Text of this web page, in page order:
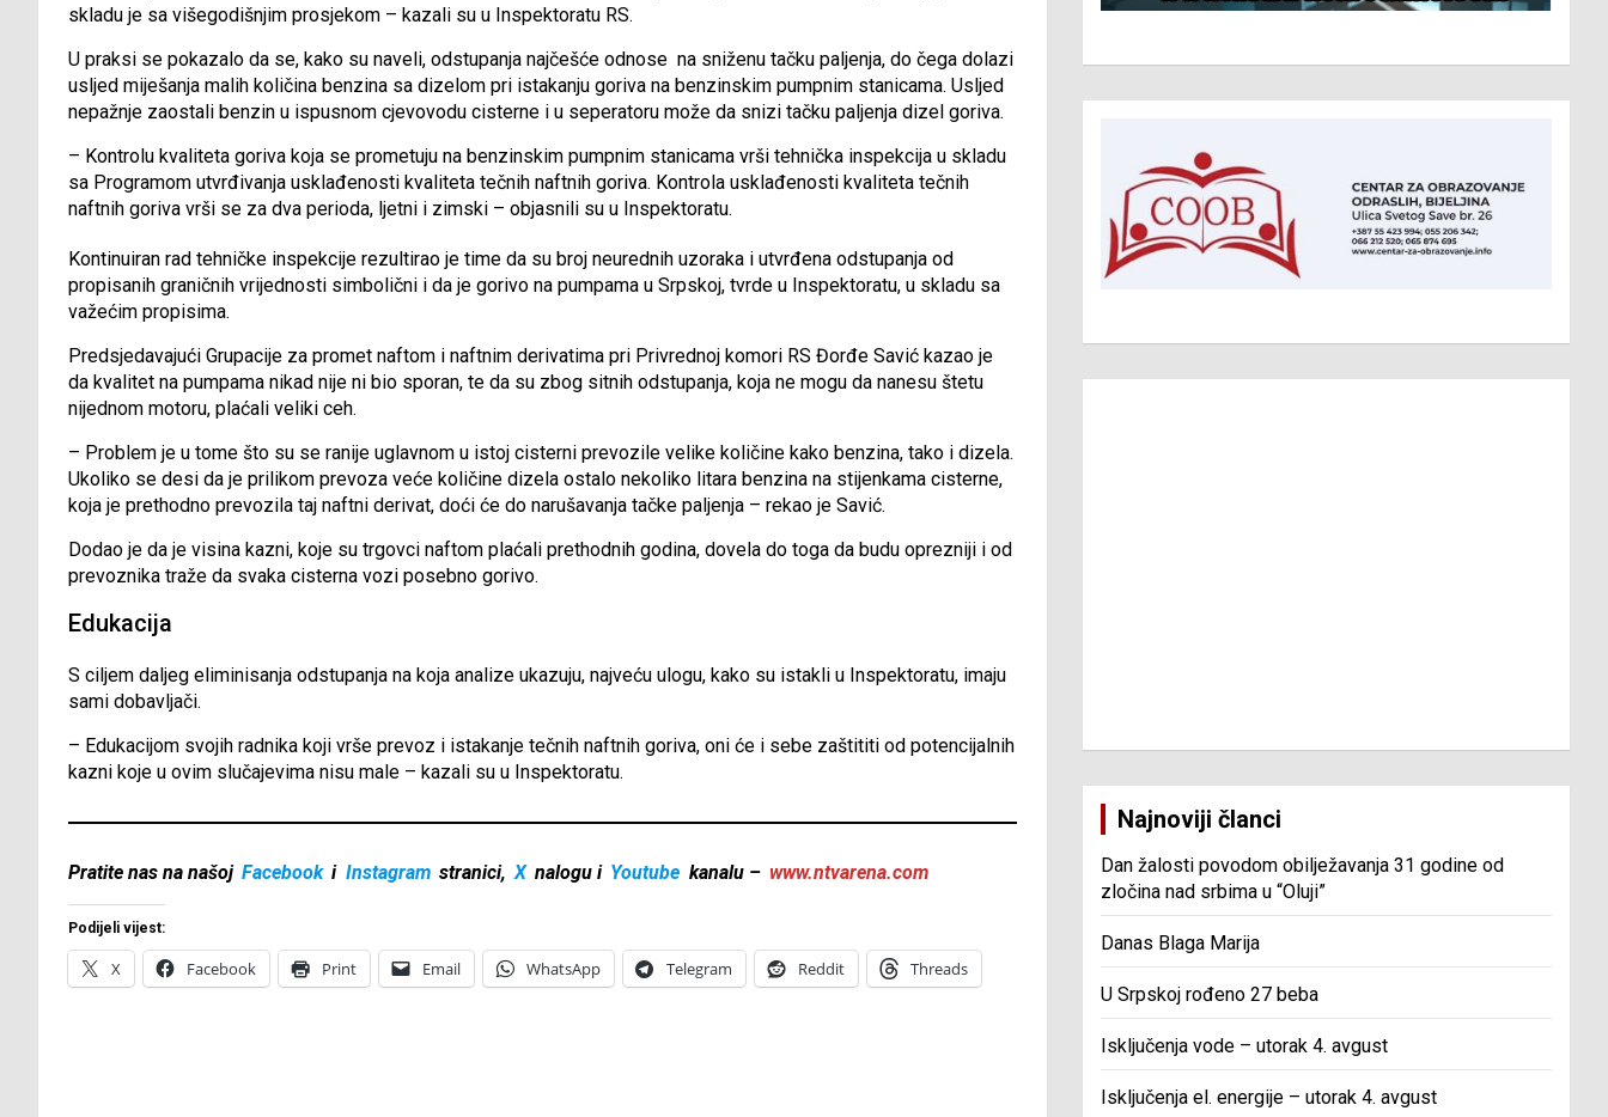
skladu je sa višegodišnjim prosjekom – kazali su u Inspektoratu RS.
U praksi se pokazalo da se, kako su naveli, odstupanja najčešće odnose na sniženu tačku paljenja, do čega dolazi
usljed miješanja malih količina benzina sa dizelom pri istakanju goriva na benzinskim pumpnim stanicama. Usljed
nepažnje zaostali benzin u ispusnom cjevovodu cisterne i u seperatoru može da snizi tačku paljenja dizel goriva.
– Kontrolu kvaliteta goriva koja se prometuju na benzinskim pumpnim stanicama vrši tehnička inspekcija u skladu
sa Programom utvrđivanja usklađenosti kvaliteta tečnih naftnih goriva. Kontrola usklađenosti kvaliteta tečnih
naftnih goriva vrši se za dva perioda, ljetni i zimski – objasnili su u Inspektoratu.
Kontinuiran rad tehničke inspekcije rezultirao je time da su broj neurednih uzoraka i utvrđena odstupanja od
propisanih graničnih vrijednosti simbolični i da je gorivo na pumpama u Srpskoj, tvrde u Inspektoratu, u skladu sa
važećim propisima.
Predsjedavajući Grupacije za promet naftom i naftnim derivatima pri Privrednoj komori RS Đorđe Savić kazao je
da kvalitet na pumpama nikad nije ni bio sporan, te da su zbog sitnih odstupanja, koja ne mogu da nanesu štetu
nijednom motoru, plaćali veliki ceh.
– Problem je u tome što su se ranije uglavnom u istoj cisterni prevozile velike količine kako benzina, tako i dizela.
Ukoliko se desi da je prilikom prevoza veće količine dizela ostalo nekoliko litara benzina na stijenkama cisterne,
koja je prethodno prevozila taj naftni derivat, doći će do narušavanja tačke paljenja – rekao je Savić.
Dodao je da je visina kazni, koje su trgovci naftom plaćali prethodnih godina, dovela do toga da budu oprezniji i od
prevoznika traže da svaka cisterna vozi posebno gorivo.
Edukacija
S ciljem daljeg eliminisanja odstupanja na koja analize ukazuju, najveću ulogu, kako su istakli u Inspektoratu, imaju
sami dobavljači.
– Edukacijom svojih radnika koji vrše prevoz i istakanje tečnih naftnih goriva, oni će i sebe zaštititi od potencijalnih
kazni koje u ovim slučajevima nisu male – kazali su u Inspektoratu.
Pratite nas na našoj Facebook i Instagram stranici, X nalogu i Youtube kanalu – www.ntvarena.com
Podijeli vijest:
X Facebook Print Email WhatsApp Telegram Reddit Threads
Najnoviji članci
Dan žalosti povodom obilježavanja 31 godine od
zločina nad srbima u “Oluji”
Danas Blaga Marija
U Srpskoj rođeno 27 beba
Isključenja vode – utorak 4. avgust
Isključenja el. energije – utorak 4. avgust